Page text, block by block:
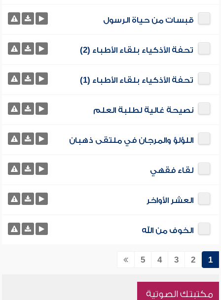
قبسات من حياة الرسول
تحفة الأذكياء بلقاء الأطباء (2)
تحفة الأذكياء بلقاء الأطباء (1)
نصيحة غالية لطلبة العلم
اللؤلؤ والمرجان في ملتقى ذهبان
لقاء فقهي
العشر الأواخر
الخوف من الله
1
2
3
4
5
مكتبتك الصوتية